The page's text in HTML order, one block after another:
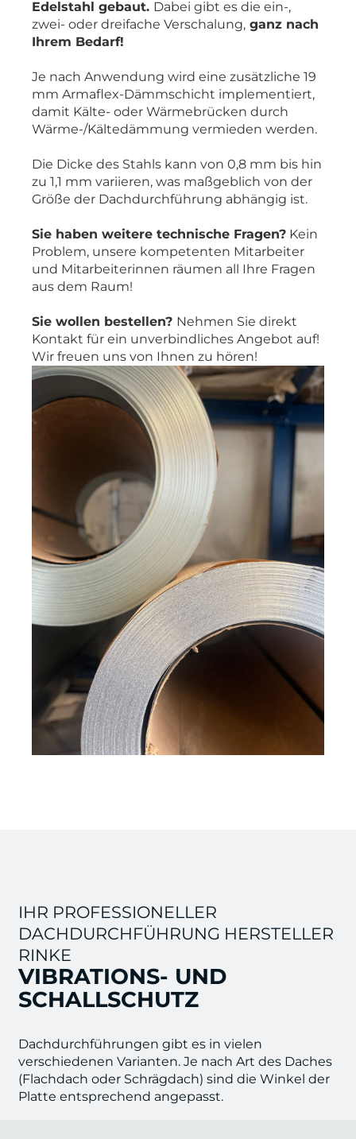
Edelstahl gebaut. Dabei gibt es die ein-,
zwei- oder dreifache Verschalung, ganz nach
Ihrem Bedarf!
Je nach Anwendung wird eine zusätzliche 19
mm Armaflex-Dämmschicht implementiert,
damit Kälte- oder Wärmebrücken durch
Wärme-/Kältedämmung vermieden werden.
Die Dicke des Stahls kann von 0,8 mm bis hin
zu 1,1 mm variieren, was maßgeblich von der
Größe der Dachdurchführung abhängig ist.
Sie haben weitere technische Fragen? Kein
Problem, unsere kompetenten Mitarbeiter
und Mitarbeiterinnen räumen all Ihre Fragen
aus dem Raum!
Sie wollen bestellen? Nehmen Sie direkt
Kontakt für ein unverbindliches Angebot auf!
Wir freuen uns von Ihnen zu hören!
IHR PROFESSIONELLER
DACHDURCHFÜHRUNG HERSTELLER
RINKE
VIBRATIONS- UND
SCHALLSCHUTZ
Dachdurchführungen gibt es in vielen
verschiedenen Varianten. Je nach Art des Daches
(Flachdach oder Schrägdach) sind die Winkel der
Platte entsprechend angepasst.